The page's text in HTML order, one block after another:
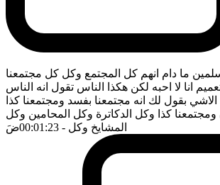
ما دام انهم كل المجتمع وكل كل مجتمعنا
انا لا احبه لكن هكذا الناس تقول انه الناس
بقول لك انه مجتمعنا بفسد ومجتمعنا كذا
ومجتمعنا كذا وكل الدكاترة وكل المحامين وكل
المشايخ وكل - 00:01:23 ضَ